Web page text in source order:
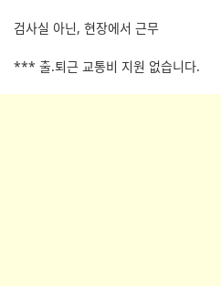
검사실 아닌, 현장에서 근무
*** 출.퇴근 교통비 지원 없습니다.